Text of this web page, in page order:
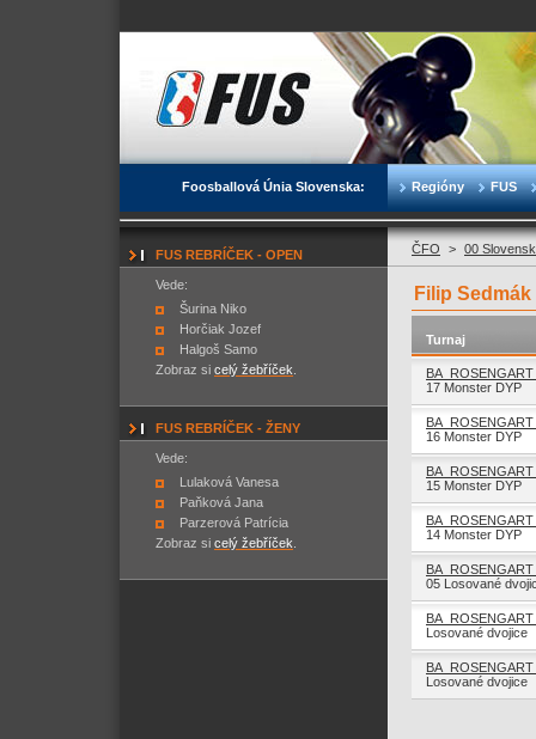
Foosballová Únia Slovenska: Regióny FUS
FUS REBRÍČEK - OPEN
Vede:
Šurina Niko
Horčiak Jozef
Halgoš Samo
Zobraz si celý žebříček
FUS REBRÍČEK - ŽENY
Vede:
Lulaková Vanesa
Paňková Jana
Parzerová Patrícia
Zobraz si celý žebříček
ČFO > 00
Filip
Turnaj
17 Monster DYP
16 Monster DYP
15 Monster DYP
14 Monster DYP
05 Losované
Losované dvojice
Losované dvojice